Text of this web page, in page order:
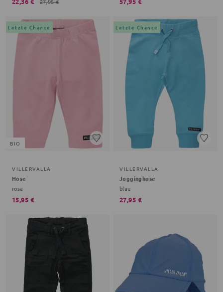
Letzte Chance
BIO
VILLERVALLA
Hose
rosa
15,95 €
Letzte Chance
VILLERVALLA
Jogginghose
blau
27,95 €